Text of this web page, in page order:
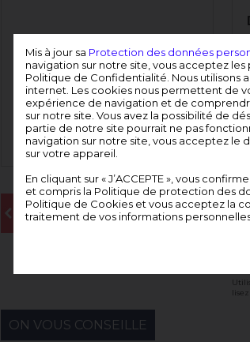
Mis à jour sa Protection des données
navigation sur notre site, vous acceptez les
Politique de Confidentialité. Nous utilisons
internet. Les cookies nous permettent de
expérience de navigation et de
sur notre site. Vous avez la possibilité de
partie de notre site pourrait ne pas
navigation sur notre site, vous acceptez le
sur votre appareil.
En cliquant sur « J’ACCEPTE », vous
et compris la Politique de protection des
Politique de Cookies et vous acceptez la
traitement de vos informations
ON VOUS CONSEILLE